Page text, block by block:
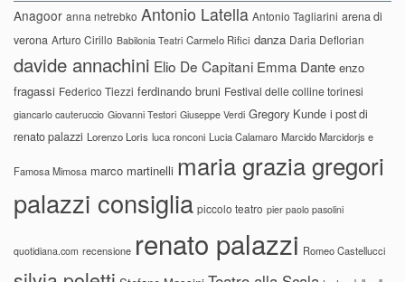
Anagoor anna netrebko Antonio Latella Antonio Tagliarini arena di
verona Arturo Cirillo Babilonia Teatri Carmelo Rifici danza Daria Deflorian
davide annachini Elio De Capitani Emma Dante enzo
fragassi Federico Tiezzi ferdinando bruni Festival delle colline torinesi
giancarlo cauteruccio Giovanni Testori Giuseppe Verdi Gregory Kunde i post di
renato palazzi Lorenzo Loris luca ronconi Lucia Calamaro Marcido Marcidorjs e
Famosa Mimosa marco martinelli maria grazia gregori
palazzi consiglia piccolo teatro pier paolo pasolini
quotidiana.com recensione renato palazzi Romeo Castellucci